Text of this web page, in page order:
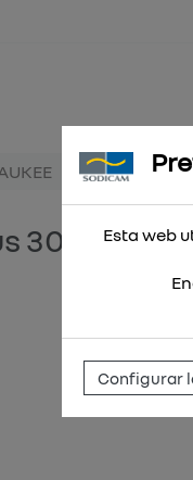
Extensión
300mm
Esta web
Configurar